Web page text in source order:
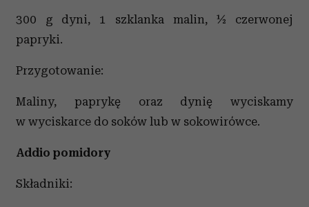
korzystasz z naszej witryny, udostępniamy partnerom
społecznościowym, reklamowym i analitycznym.
otrzymanymi od Ciebie lub uzyskanymi podczas
300 g dyni, 1 szklanka malin, ½ czerwonej
papryki.
Przygotowanie:
Maliny, paprykę oraz dynię wyciskamy
w wyciskarce do soków lub w sokowirówce.
Addio pomidory
Składniki: